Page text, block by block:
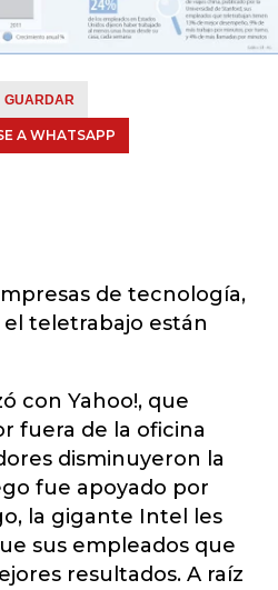
GUARDAR
A WHATSAPP
de tecnología,
el teletrabajo están
con Yahoo!, que
fuera de la oficina
disminuyeron la
fue apoyado por
la gigante Intel les
sus empleados que
resultados. A raíz